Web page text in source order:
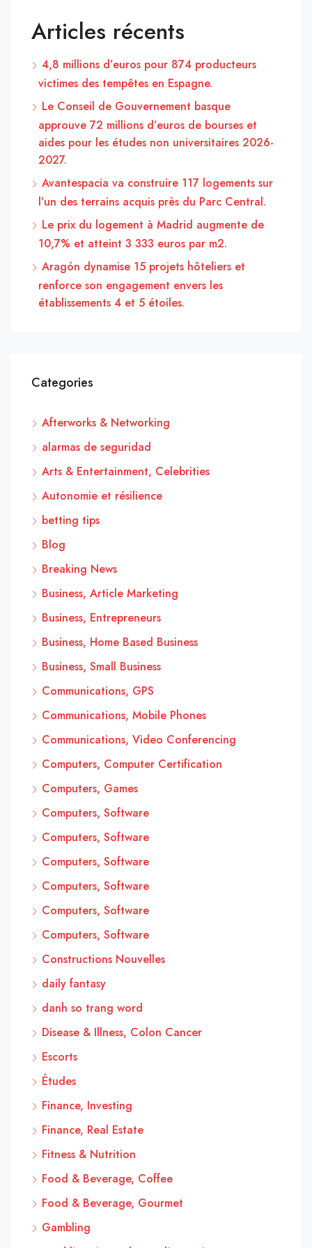
Articles récents
4,8 millions d’euros pour 874 producteurs
victimes des tempêtes en Espagne.
Le Conseil de Gouvernement basque
approuve 72 millions d’euros de bourses et
aides pour les études non universitaires 2026-
2027.
Avantespacia va construire 117 logements sur
l’un des terrains acquis près du Parc Central.
Le prix du logement à Madrid augmente de
10,7% et atteint 3 333 euros par m2.
Aragón dynamise 15 projets hôteliers et
renforce son engagement envers les
établissements 4 et 5 étoiles.
Categories
Afterworks & Networking
alarmas de seguridad
Arts & Entertainment, Celebrities
Autonomie et résilience
betting tips
Blog
Breaking News
Business, Article Marketing
Business, Entrepreneurs
Business, Home Based Business
Business, Small Business
Communications, GPS
Communications, Mobile Phones
Communications, Video Conferencing
Computers, Computer Certification
Computers, Games
Computers, Software
Computers, Software
Computers, Software
Computers, Software
Computers, Software
Computers, Software
Constructions Nouvelles
daily fantasy
danh so trang word
Disease & Illness, Colon Cancer
Escorts
Études
Finance, Investing
Finance, Real Estate
Fitness & Nutrition
Food & Beverage, Coffee
Food & Beverage, Gourmet
Gambling